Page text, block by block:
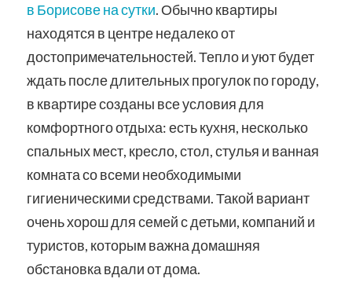
в Борисове на сутки. Обычно квартиры
находятся в центре недалеко от
достопримечательностей. Тепло и уют будет
ждать после длительных прогулок по городу,
в квартире созданы все условия для
комфортного отдыха: есть кухня, несколько
спальных мест, кресло, стол, стулья и ванная
комната со всеми необходимыми
гигиеническими средствами. Такой вариант
очень хорош для семей с детьми, компаний и
туристов, которым важна домашняя
обстановка вдали от дома.